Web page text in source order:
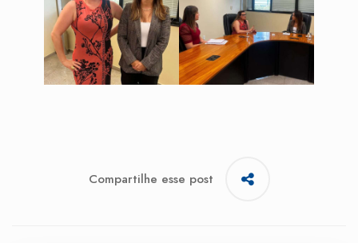
Compartilhe esse post